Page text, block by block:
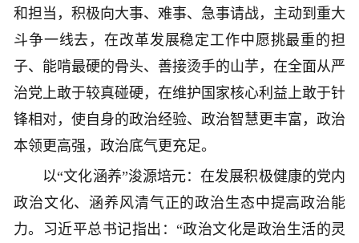
和担当，积极向大事、难事、急事请战，主动到重大
斗争一线去，在改革发展稳定工作中愿挑最重的担
子、能啃最硬的骨头、善接烫手的山芋，在全面从严
治党上敢于较真碰硬，在维护国家核心利益上敢于针
锋相对，使自身的政治经验、政治智慧更丰富，政治
本领更高强，政治底气更充足。
以“文化涵养”浚源培元：在发展积极健康的党内
政治文化、涵养风清气正的政治生态中提高政治能
力。习近平总书记指出：“政治文化是政治生活的灵